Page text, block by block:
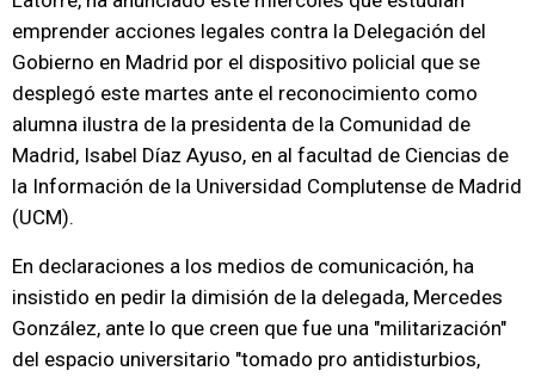
emprender acciones legales contra la Delegación del
Gobierno en Madrid por el dispositivo policial que se
desplegó este martes ante el reconocimiento como
alumna ilustra de la presidenta de la Comunidad de
Madrid, Isabel Díaz Ayuso, en al facultad de Ciencias de
la Información de la Universidad Complutense de Madrid
(UCM).
En declaraciones a los medios de comunicación, ha
insistido en pedir la dimisión de la delegada, Mercedes
González, ante lo que creen que fue una "militarización"
del espacio universitario "tomado pro antidisturbios,